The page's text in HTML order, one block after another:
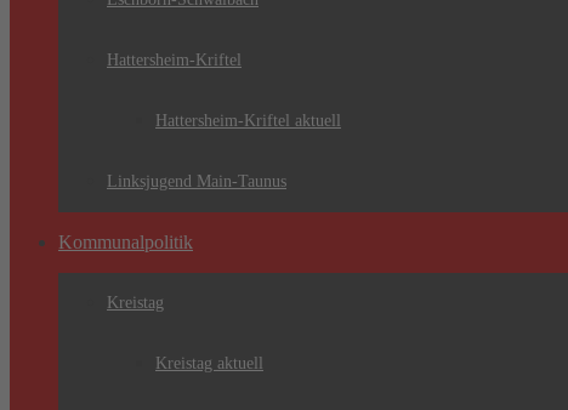
Hattersheim-Kriftel
Hattersheim-Kriftel aktuell
Linksjugend Main-Taunus
Kommunalpolitik
Kreistag
Kreistag aktuell